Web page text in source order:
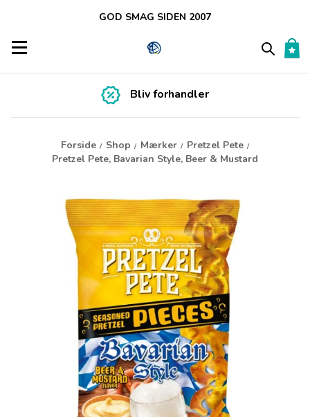
GOD SMAG SIDEN 2007
Toggle navigation
Bliv forhandler
Forside / Shop / Mærker / Pretzel Pete /
Pretzel Pete, Bavarian Style, Beer & Mustard